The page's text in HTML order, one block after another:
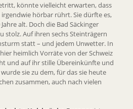
könnte vielleicht erwarten, dass
hörbar rührt. Sie dürfte es,
alt. Doch die Bad Säckinger
stolz. Auf ihren sechs Steinträgern
statt – und jedem Unwetter. In
heimlich Vorräte von der Schweiz
und auf ihr stille Übereinkünfte und
sie zu dem, für das sie heute
zusammen, auch nach vielen